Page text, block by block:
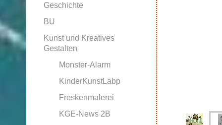
Geschichte
BU
Kunst und Kreatives
Gestalten
Monster-Alarm
KinderKunstLabp
Freskenmalerei
KGE-News 2B